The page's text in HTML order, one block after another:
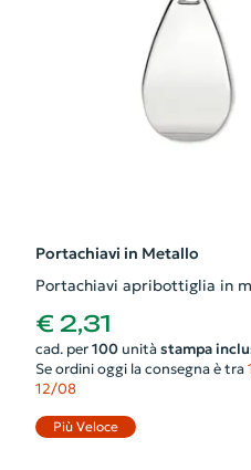
Portachiavi in Metallo
Portachiavi apribottiglia in
€ 2,31
cad. per 100unità stampa
Se ordini oggi la consegna è tra
12/08
Più Veloce